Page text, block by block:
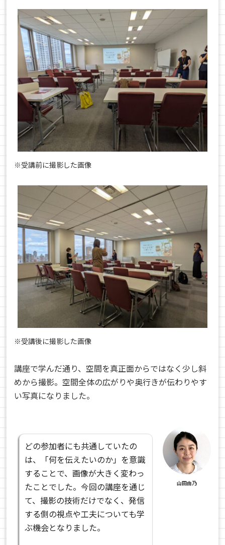
※受講前に撮影した画像
※受講後に撮影した画像
講座で学んだ通り、空間を真正面からではなく少し斜
めから撮影。空間全体の広がりや奥行きが伝わりやす
い写真になりました。
どの参加者にも共通していたの
は、「何を伝えたいのか」を意識
することで、画像が大きく変わっ
たことでした。今回の講座を通じ
て、撮影の技術だけでなく、発信
する側の視点や工夫についても学
ぶ機会となりました。
山田由乃